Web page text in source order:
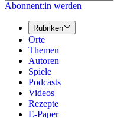
Abonnent:in werden
Rubriken
Orte
Themen
Autoren
Spiele
Podcasts
Videos
Rezepte
E-Paper